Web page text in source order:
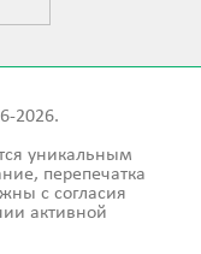
2026.
уникальным
перепечатка
с согласия
активной